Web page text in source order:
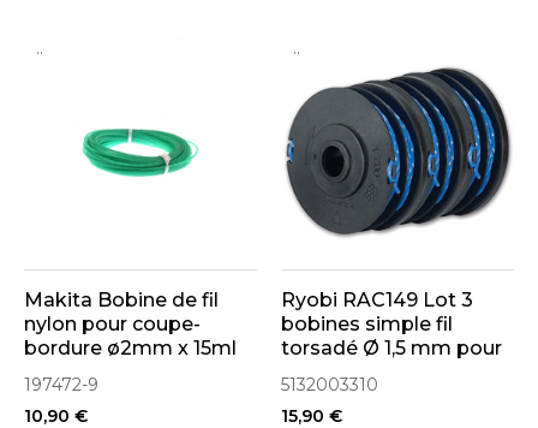
..
Makita Bobine de fil
nylon pour coupe-
bordure ø2mm x 15ml
(197472-9)
197472-9
10,90 €
..
Ryobi RAC149 Lot 3
bobines simple fil
torsadé Ø 1,5 mm pour
coupe-bordures sur
batterie (5132003310)
5132003310
15,90 €